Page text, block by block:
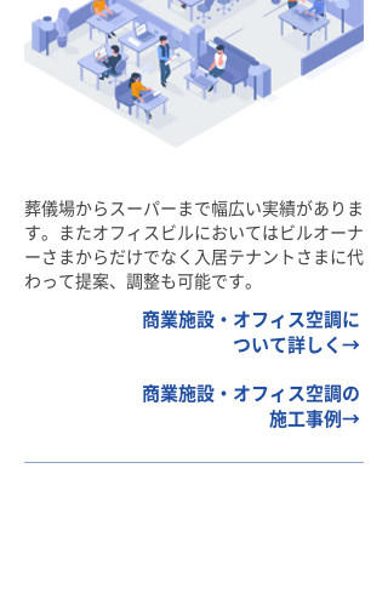
葬儀場からスーパーまで幅広い実績がありま
す。またオフィスビルにおいてはビルオーナ
ーさまからだけでなく入居テナントさまに代
わって提案、調整も可能です。
商業施設・オフィス空調に
ついて詳しく→
商業施設・オフィス空調の
施工事例→